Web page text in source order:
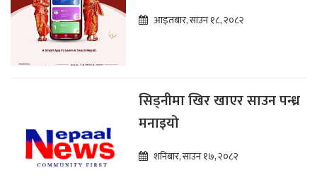
आइतबार, साउन १८, २०८२
सिड्नीमा खिर खाएर साउन पन्ध्र
मनाइयो
शनिबार, साउन १७, २०८२